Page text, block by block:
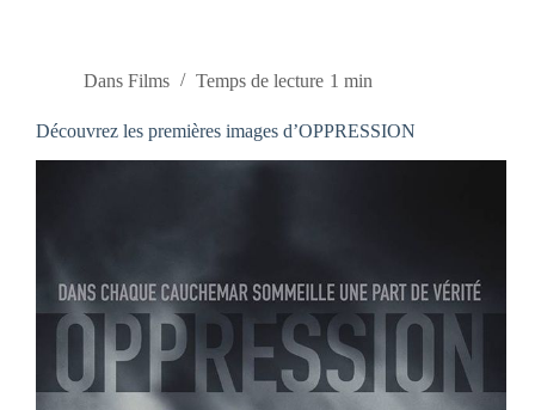
Dans Films Temps de lecture 1 min
Découvrez les premières images d’OPPRESSION